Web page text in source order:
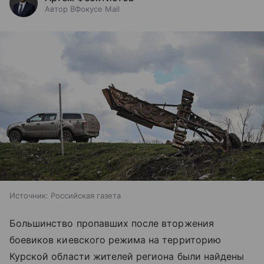
Автор ВФокусе Mail
Источник: Российская газета
Большинство пропавших после вторжения
боевиков киевского режима на территорию
Курской области жителей региона были найдены